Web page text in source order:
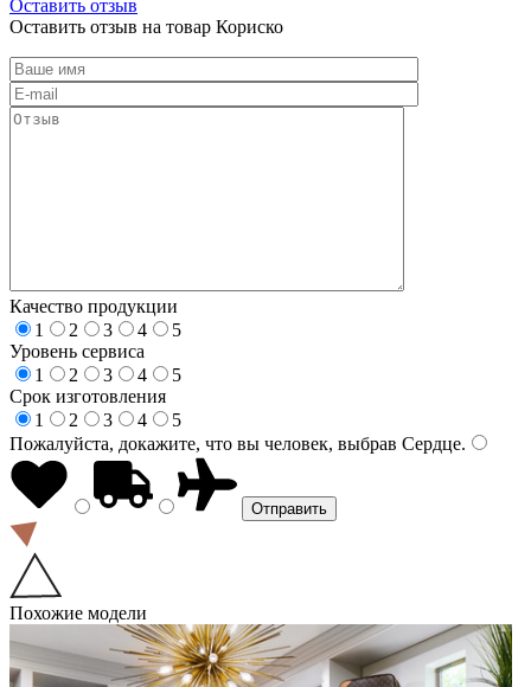
Оставить отзыв
Оставить отзыв на товар Кориско
Качество продукции
1
2 3 4
5
Уровень сервиса
1
2 3 4
5
Срок изготовления
1
2 3 4
5
Пожалуйста, докажите, что вы человек, выбрав Сердце.
Похожие модели